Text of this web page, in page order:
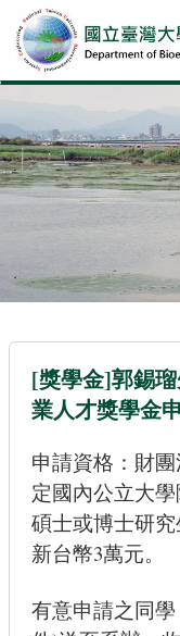
[獎學金]郭錫
業人才獎學金
申請資格：財
定國內公立大
碩士或博士研
新台幣3萬元。
有意申請之同